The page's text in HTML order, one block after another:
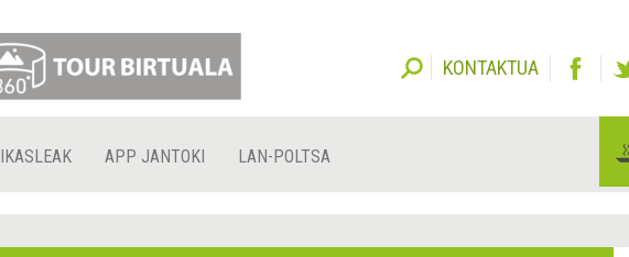
KONTAKTUA
IKASLEAK APP JANTOKI LAN-POLTSA